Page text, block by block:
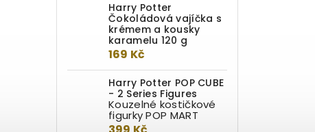
Harry Potter
Čokoládová vajíčka s
krémem a kousky
karamelu 120 g
169 Kč
Harry Potter POP CUBE
- 2 Series Figures
Kouzelné kostičkové
figurky POP MART